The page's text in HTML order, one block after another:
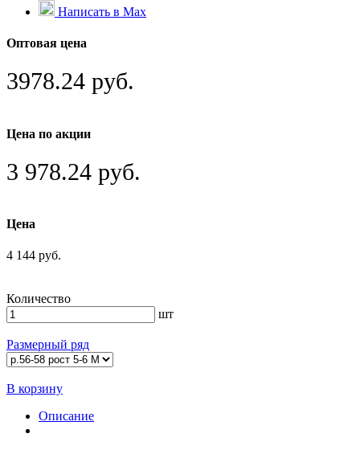
Написать в Max
Оптовая цена
3978.24 руб.
Цена по акции
3 978.24 руб.
Цена
4 144 руб.
Количество
шт
Размерный ряд
В корзину
Описание